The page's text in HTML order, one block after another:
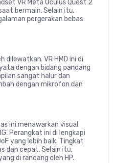
VR Meta Oculus Quest 2
bermain. Selain itu,
pergerakan bebas
dilewatkan. VR HMD ini di
dengan bidang pandang
sangat halur dan
dengan mikrofon dan
ini menawarkan visual
Perangkat ini di lengkapi
yang lebih baik. Tingkat
dan cepat. Selain itu,
di rancang oleh HP.